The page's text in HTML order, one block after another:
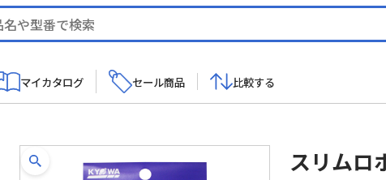
マイカタログ セール商品 比較する
スリムロ